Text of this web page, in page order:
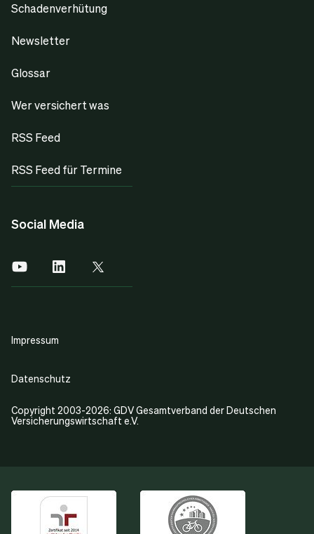
Schadenverhütung
Newsletter
Glossar
Wer versichert was
RSS Feed
RSS Feed für Termine
Social Media
Copyright 2003-2026: GDV Gesamtverband der Deutschen
Versicherungswirtschaft e.V.
Impressum
Datenschutz